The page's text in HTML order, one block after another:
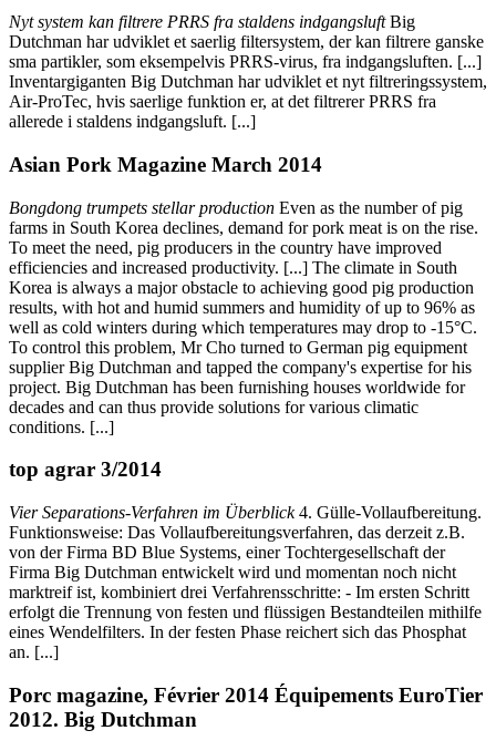
Nyt system kan filtrere PRRS fra staldens indgangsluftBig
Dutchman har udviklet et saerlig filtersystem, der kan filtrere ganske
sma partikler, som eksempelvis PRRS-virus, fra indgangsluften. [...]
Inventargiganten Big Dutchman har udviklet et nyt filtreringssystem,
Air-ProTec, hvis saerlige funktion er, at det filtrerer PRRS fra
allerede i staldens indgangsluft. [...]
Asian Pork Magazine March 2014
Bongdong trumpets stellar production Even as the number of pig
farms in South Korea declines, demand for pork meat is on the rise.
To meet the need, pig producers in the country have improved
efficiencies and increased productivity. [...] The climate in South
Korea is always a major obstacle to achieving good pig production
results, with hot and humid summers and humidity of up to 96% as
well as cold winters during which temperatures may drop to -15°C.
To control this problem, Mr Cho turned to German pig equipment
supplier Big Dutchman and tapped the company's expertise for his
project. Big Dutchman has been furnishing houses worldwide for
decades and can thus provide solutions for various climatic
conditions. [...]
top agrar 3/2014
Vier Separations-Verfahren im Überblick4. Gülle-Vollaufbereitung.
Funktionsweise: Das Vollaufbereitungsverfahren, das derzeit z.B.
von der Firma BD Blue Systems, einer Tochtergesellschaft der
Firma Big Dutchman entwickelt wird und momentan noch nicht
marktreif ist, kombiniert drei Verfahrensschritte: - Im ersten Schritt
erfolgt die Trennung von festen und flüssigen Bestandteilen mithilfe
eines Wendelfilters. In der festen Phase reichert sich das Phosphat
an. [...]
Porc magazine, Février 2014 Équipements EuroTier
2012. Big Dutchman